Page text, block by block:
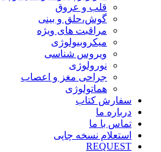
قلب و عروق
گوش،حلق و بینی
مراقبت های ویژه
میکروبیولوژی
ویروس شناسی
نورولوژی
جراحی مغز و اعصاب
هماتولوژی
سفارش کتاب
درباره ما
تماس با ما
استعلام نسخه چاپی
REQUEST